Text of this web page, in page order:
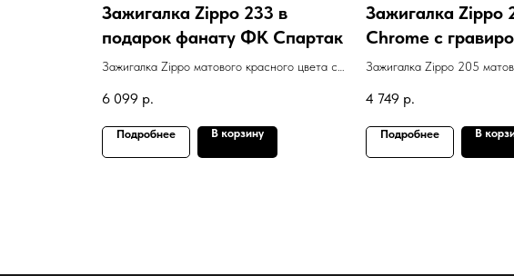
Зажигалка Zippo 233 в
подарок фанату ФК Спартак
Зажигалка Zippo матового красного цвета с
6 099 р.
Подробнее В корзину
Зажигалка Zippo
Chrome с
"Морпех"
Зажигалка Zippo 205
4 749 р.
Подробнее В